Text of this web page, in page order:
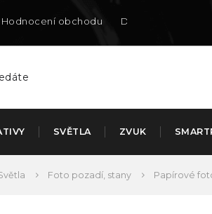
Hodnocení obchodu Doručení na SK
SVĚTLA ZVUK
Foto pozadí, stany Papírové